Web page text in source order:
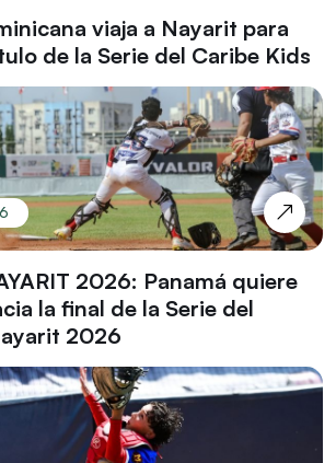
viaja a Nayarit para
de la Serie del Caribe Kids
2026: Panamá quiere
la final de la Serie del
2026